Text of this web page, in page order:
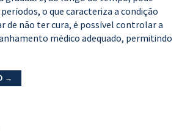
o que caracteriza a condição
de não ter cura, é possível controlar a
médico adequado, permitindo
→